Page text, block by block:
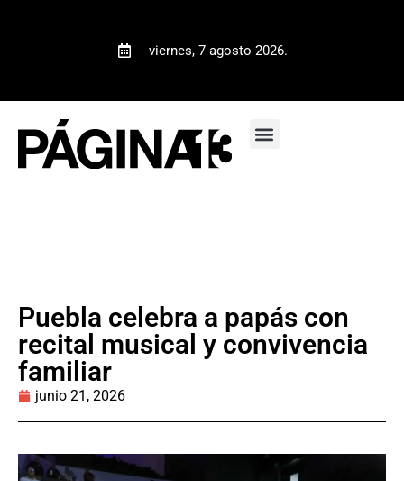
viernes, 7 agosto 2026.
Puebla celebra a papás con
recital musical y convivencia
familiar
junio 21, 2026